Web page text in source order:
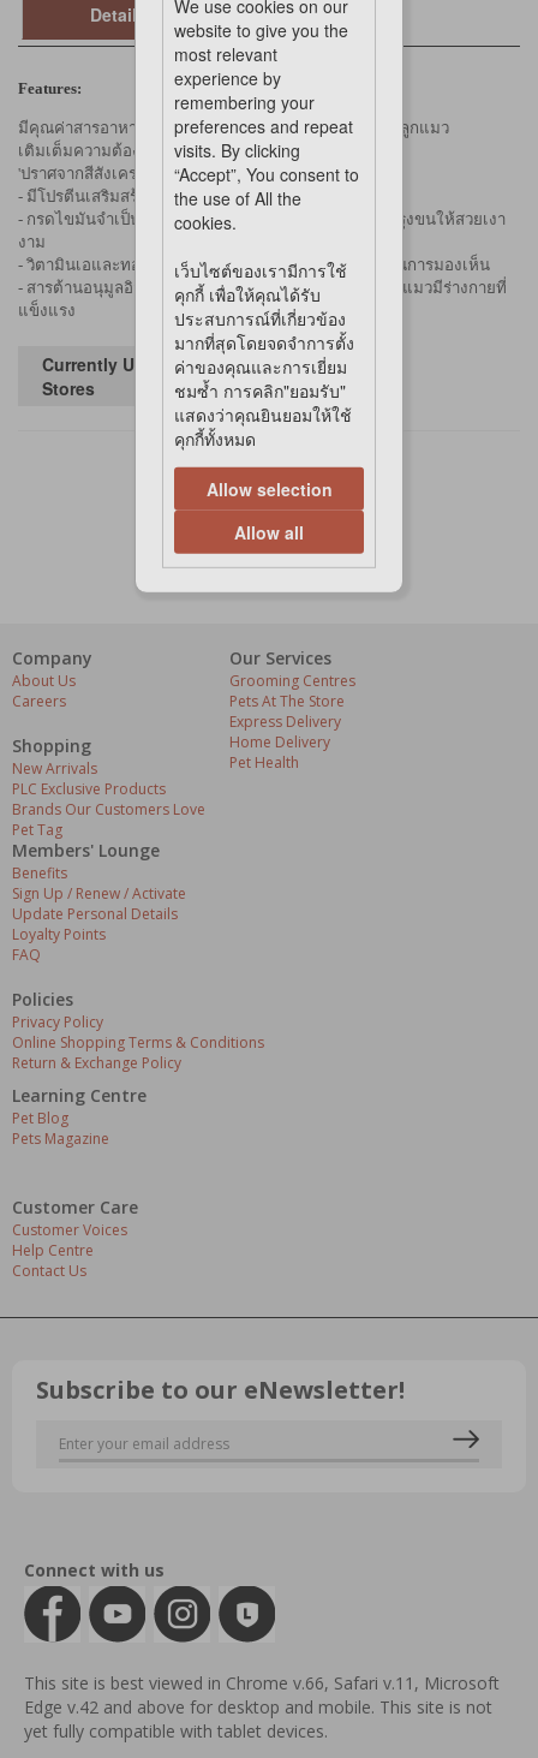
Details
Features:
มีคุณค่าสารอาหารครบถ้วนและสมดุลเพื่อสุขภาพที่ดีของลูกแมว
เติมเต็มความต้องการของลูกแมวด้วยรสชาติของไก่ ทูน่า
'ปราศจากสีสังเคราะห์และวัตถุกันเสีย
- มีโปรตีนเสริมสร้างกล้ามเนื้อให้สมบูรณ์แข็งแรง
- กรดไขมันจำเป็น ซิงก์ บำรุงผิวหนังให้มีสุขภาพดีและบำรุงขนให้สวยเงา
งาม
- วิตามินเอและทอรีน บำรุงสายตาช่วยเพิ่มประสิทธิภาพในการมองเห็น
- สารต้านอนุมูลอิสระ เสริมสร้างระบบภูมิคุ้มกันที่ดีให้น้องแมวมีร่างกายที่
แข็งแรง
Currently Unavailable in
Stores
Company
About Us
Careers
Shopping
New Arrivals
PLC Exclusive Products
Brands Our Customers Love
Pet Tag
Our Services
Grooming Centres
Pets At The Store
Express Delivery
Home Delivery
Pet Health
Members' Lounge
Benefits
Sign Up / Renew / Activate
Update Personal Details
Loyalty Points
FAQ
Policies
Privacy Policy
Online Shopping Terms & Conditions
Return & Exchange Policy
Learning Centre
Pet Blog
Pets Magazine
Customer Care
Customer Voices
Help Centre
Contact Us
Subscribe to our eNewsletter!
Connect with us
This site is best viewed in Chrome v.66, Safari v.11, Microsoft
Edge v.42 and above for desktop and mobile. This site is not
yet fully compatible with tablet devices.
We use cookies on our
website to give you the
most relevant
experience by
remembering your
preferences and repeat
visits. By clicking
“Accept”, You consent to
the use of All the
cookies.
เว็บไซต์ของเรามีการใช้
คุกกี้ เพื่อให้คุณได้รับ
ประสบการณ์ที่เกี่ยวข้อง
มากที่สุดโดยจดจำการตั้ง
ค่าของคุณและการเยี่ยม
ชมซ้ำ การคลิก"ยอมรับ"
แสดงว่าคุณยินยอมให้ใช้
คุกกี้ทั้งหมด
Allow selection
Allow all